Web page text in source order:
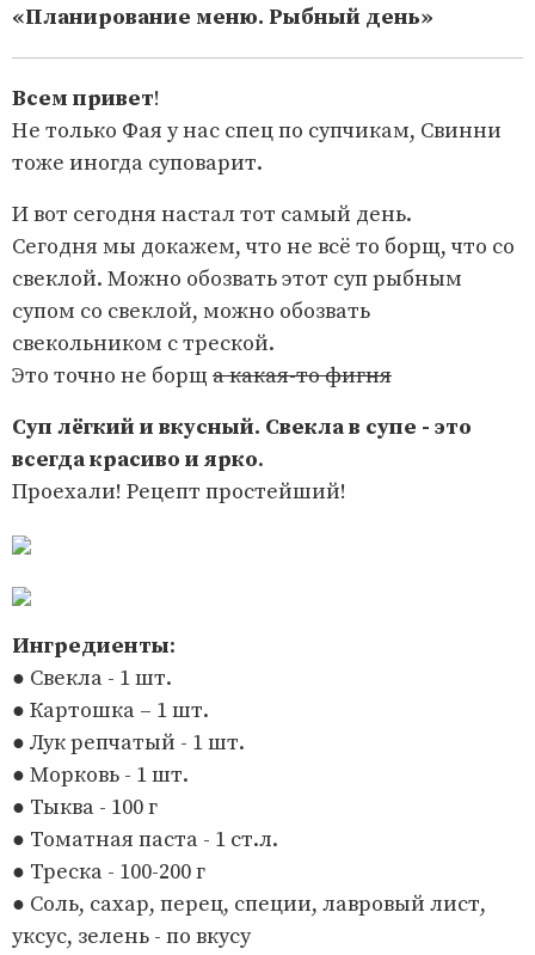
«Планирование меню. Рыбный день»
Всем привет!
Не только Фая у нас спец по супчикам, Свинни
тоже иногда суповарит.
И вот сегодня настал тот самый день.
Сегодня мы докажем, что не всё то борщ, что со
свеклой. Можно обозвать этот суп рыбным
супом со свеклой, можно обозвать
свекольником с треской.
Это точно не борщ а какая-то фигня
Суп лёгкий и вкусный. Свекла в супе - это
всегда красиво и ярко.
Проехали! Рецепт простейший!
Ингредиенты:
● Свекла - 1 шт.
● Картошка – 1 шт.
● Лук репчатый - 1 шт.
● Морковь - 1 шт.
● Тыква - 100 г
● Томатная паста - 1 ст.л.
● Треска - 100-200 г
● Соль, сахар, перец, специи, лавровый лист,
уксус, зелень - по вкусу